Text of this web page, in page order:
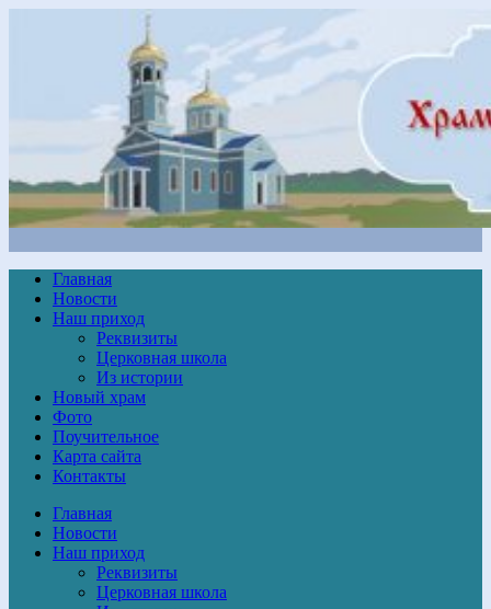
Главная
Новости
Наш приход
Реквизиты
Церковная школа
Из истории
Новый храм
Фото
Поучительное
Карта сайта
Контакты
Главная
Новости
Наш приход
Реквизиты
Церковная школа